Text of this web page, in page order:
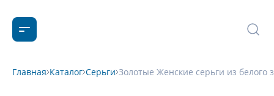
Главная Каталог Серьги Золотые Женские серьги из белого